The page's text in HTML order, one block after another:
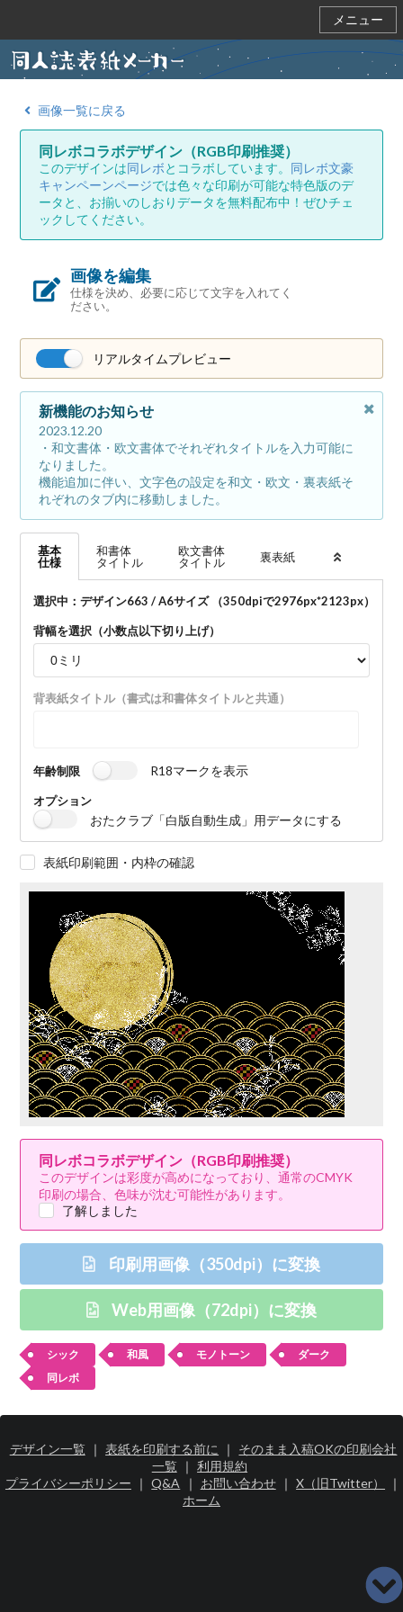
メニュー
画像一覧に戻る
同レボコラボデザイン（RGB印刷推奨）
このデザインは同レボとコラボしています。 同レボ文豪
キャンペーンページでは色々な印刷が可能な特色版のデ
ータと、お揃いのしおりデータを無料配布中！ぜひチェ
ックしてください。
画像を編集
仕様を決め、必要に応じて文字を入れてく
ださい。
リアルタイムプレビュー
新機能のお知らせ
2023.12.20
・和文書体・欧文書体でそれぞれタイトルを入力可能に
なりました。
機能追加に伴い、文字色の設定を和文・欧文・裏表紙そ
れぞれのタブ内に移動しました。
基本
仕様
和書体
タイトル
欧文書体
タイトル
裏表紙
選択中：デザイン663 / A6サイズ （350dpiで2976px*2123px）
背幅を選択（小数点以下切り上げ）
背表紙タイトル（書式は和書体タイトルと共通）
年齢制限 R18マークを表示
オプション
おたクラブ「白版自動生成」用データにする
表紙印刷範囲・内枠の確認
同レボコラボデザイン（RGB印刷推奨）
このデザインは彩度が高めになっており、通常のCMYK
印刷の場合、色味が沈む可能性があります。
了解しました
印刷用画像（350dpi）に変換
Web用画像（72dpi）に変換
シック 和風 モノトーン
ダーク
同レボ
デザイン一覧 ｜ 表紙を印刷する前に ｜
そのまま入稿OKの印刷会社
一覧
｜ 利用規約
プライバシーポリシー
｜ Q&A ｜ お問い合わせ ｜ X（旧Twitter）
｜
ホーム